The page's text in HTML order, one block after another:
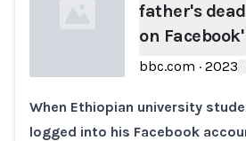
Loading...
father's
on Facebook'
bbc.com · 2023
When Ethiopian university
logged into his Facebook